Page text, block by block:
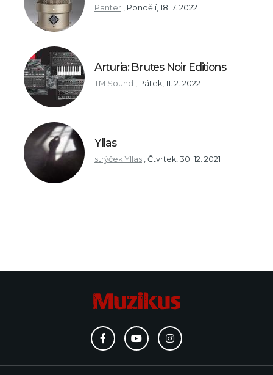
Panter , Pondělí, 18. 7. 2022
Arturia: Brutes Noir Editions
TM Sound , Pátek, 11. 2. 2022
Yllas
strýček Yllas , Čtvrtek, 30. 12. 2021